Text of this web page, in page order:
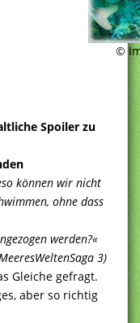
©
Spoiler zu
können wir nicht
ohne dass
werden?«
3)
Gleiche gefragt.
aber so richtig